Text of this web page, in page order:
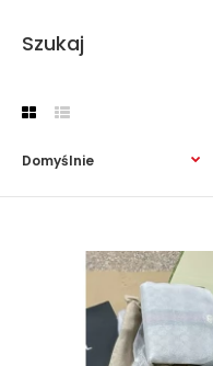
Szukaj